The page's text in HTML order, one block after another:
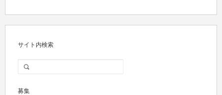
サイト内検索
募集